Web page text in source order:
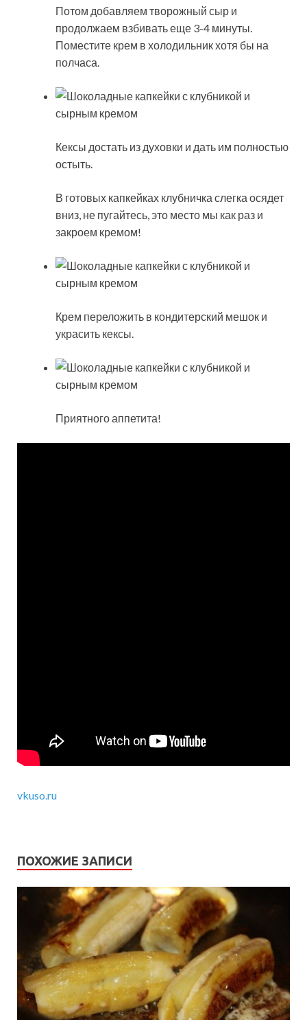
Потом добавляем творожный сыр и
продолжаем взбивать еще 3-4 минуты.
Поместите крем в холодильник хотя бы на
полчаса.
Кексы достать из духовки и дать им полностью
остыть.
В готовых капкейках клубничка слегка осядет
вниз, не пугайтесь, это место мы как раз и
закроем кремом!
Крем переложить в кондитерский мешок и
украсить кексы.
Приятного аппетита!
vkuso.ru
ПОХОЖИЕ ЗАПИСИ